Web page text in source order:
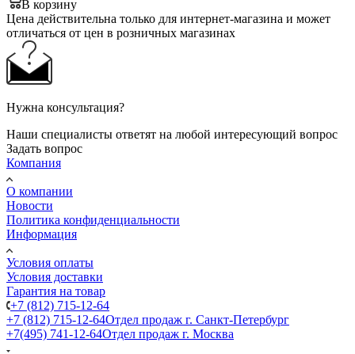
В корзину
Цена действительна только для интернет-магазина и может
отличаться от цен в розничных магазинах
Нужна консультация?
Наши специалисты ответят на любой интересующий вопрос
Задать вопрос
Компания
О компании
Новости
Политика конфиденциальности
Информация
Условия оплаты
Условия доставки
Гарантия на товар
+7 (812) 715-12-64
+7 (812) 715-12-64Отдел продаж г. Санкт-Петербург
+7(495) 741-12-64Отдел продаж г. Москва